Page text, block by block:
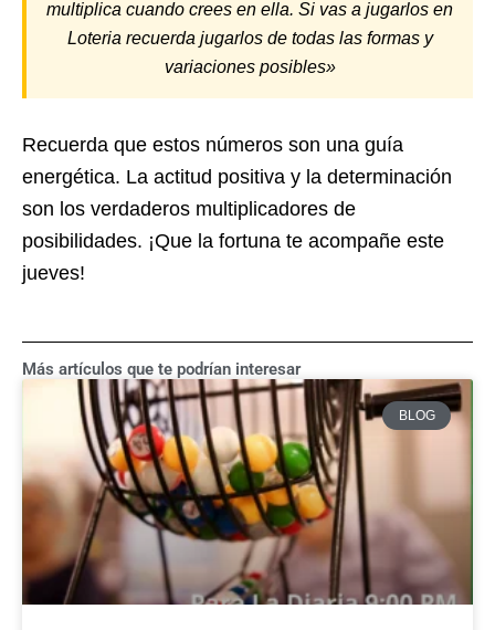
multiplica cuando crees en ella. Si vas a jugarlos en
Loteria recuerda jugarlos de todas las formas y
variaciones posibles»
Recuerda que estos números son una guía
energética. La actitud positiva y la determinación
son los verdaderos multiplicadores de
posibilidades. ¡Que la fortuna te acompañe este
jueves!
Más artículos que te podrían interesar
BLOG